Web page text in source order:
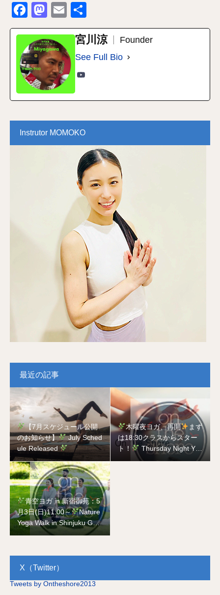
Facebook
Mastodon
Email
有
宮川涼
Founder
See Full Bio
Instrutor MOMOKO
最近の記事
【7月スケジュール公開
のお知らせ】
July Sched
ule Released
木曜夜ヨガ、再開
まず
は18:30クラスからスター
ト！
Thursday Night Yog
a is Back
Starting with t
青空ヨガ in 新宿御苑：5
月3日(日)11:00～
Nature
Yoga Walk in Shinjuku Gyo
en National Garden on Ma
X（Twitter）
Tweets by Ontheshore2013